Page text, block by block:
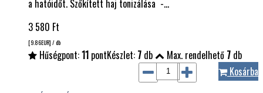
a hatóidőt. Szőkített haj tonizálása -…
3 580 Ft
[9.86EUR] / db
Hűségpont:11 pontKészlet: 7 db Max. rendelhető 7 db
Kosárba